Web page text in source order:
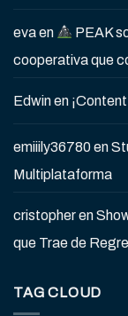
evaen
PEAK
cooperativa que
Edwinen
emiiily36780en
Multiplataforma
cristopheren
que Trae de
TAG CLOUD